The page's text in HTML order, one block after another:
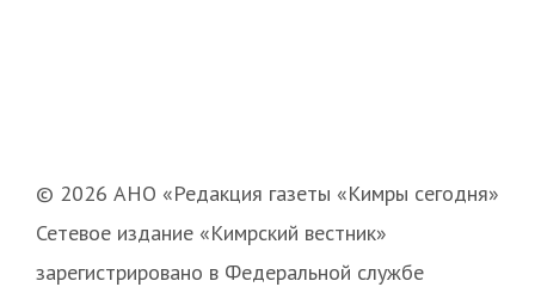
© 2026 АНО «Редакция газеты «Кимры сегодня»
Сетевое издание «Кимрский вестник»
зарегистрировано в Федеральной службе